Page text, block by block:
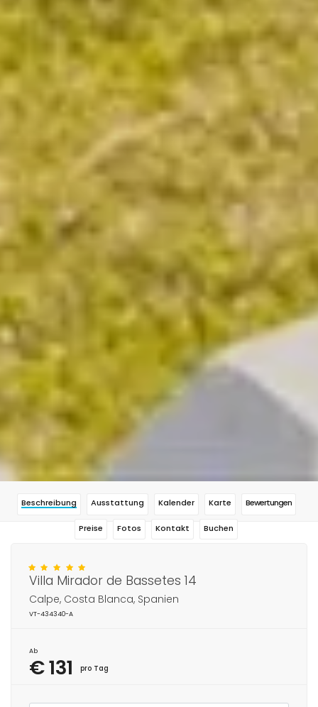
Beschreibung Ausstattung Kalender Karte Bewertungen
Preise Fotos Kontakt Buchen
Villa Mirador de Bassetes 14
Calpe, Costa Blanca, Spanien
VT-434340-A
Ab
€ 131 pro Tag